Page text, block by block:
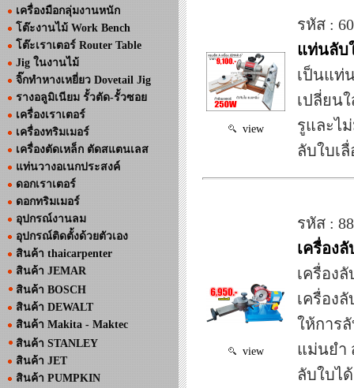
เครื่องมือกลุ่มงานหนัก
โต๊ะงานไม้ Work Bench
โต๊ะเราเตอร์ Router Table
Jig ในงานไม้
จิ๊กทำหางเหยี่ยว Dovetail Jig
รางอลูมิเนียม รั้วตัด-รั้วซอย
เครื่องเราเตอร์
เครื่องทริมเมอร์
เครื่องตัดเหล็ก ตัดสแตนเลส
แท่นวางอเนกประสงค์
ดอกเราเตอร์
ดอกทริมเมอร์
อุปกรณ์งานลม
อุปกรณ์ติดตั้งด้วยตัวเอง
สินค้า thaicarpenter
สินค้า JEMAR
สินค้า BOSCH
สินค้า DEWALT
สินค้า Makita - Maktec
สินค้า STANLEY
สินค้า JET
สินค้า PUMPKIN
view
รหัส :
แท่นลับ
เป็นแท่
เปลี่ยน
รูและไ
ลับใบเ
view
รหัส :
เครื่อง
เครื่อง
เครื่อง
ให้การ
แม่นยำ
ลับใบไ